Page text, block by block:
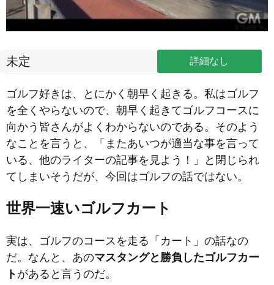
未定 詳細なし
ゴルフ好きは、とにかく朝早く起きる。私はゴルフ
を全くやらないので、朝早く起きてゴルフコースに
向かう皆さんがよくわからないのである。そのよう
なことを言うと、「またあいつが適当な事を言って
いる、他のライターの記事を 見よう！」と閉じられ
てしまいそうだが、今回はゴルフの話ではない。
世界一速いゴルフカート
実は、ゴルフのコースを走る「カート」の話なの
だ。なんと、あのマスタングと勝負したゴルフカー
トがあると言うのだ。